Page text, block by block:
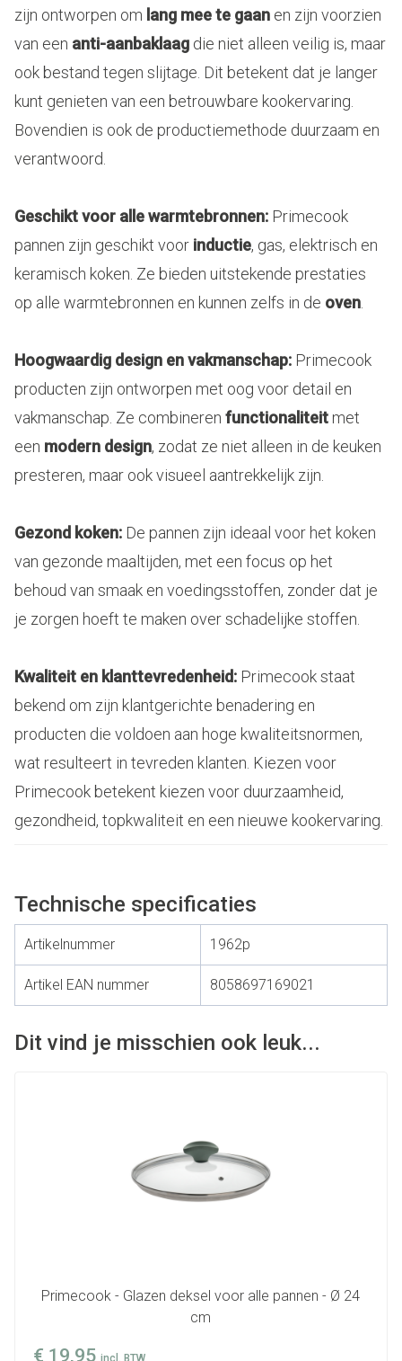
zijn ontworpen om lang mee te gaan en zijn voorzien
van een anti-aanbaklaag die niet alleen veilig is, maar
ook bestand tegen slijtage. Dit betekent dat je langer
kunt genieten van een betrouwbare kookervaring.
Bovendien is ook de productiemethode duurzaam en
verantwoord.
Geschikt voor alle warmtebronnen: Primecook
pannen zijn geschikt voor inductie, gas, elektrisch en
keramisch koken. Ze bieden uitstekende prestaties
op alle warmtebronnen en kunnen zelfs in de oven
Hoogwaardig design en vakmanschap: Primecook
producten zijn ontworpen met oog voor detail en
vakmanschap. Ze combinerenfunctionaliteit met
een modern design, zodat ze niet alleen in de keuken
presteren, maar ook visueel aantrekkelijk zijn.
Gezond koken: De pannen zijn ideaal voor het koken
van gezonde maaltijden, met een focus op het
behoud van smaak en voedingsstoffen, zonder dat je
je zorgen hoeft te maken over schadelijke stoffen.
Kwaliteit en klanttevredenheid: Primecook staat
bekend om zijn klantgerichte benadering en
producten die voldoen aan hoge kwaliteitsnormen,
wat resulteert in tevreden klanten. Kiezen voor
Primecook betekent kiezen voor duurzaamheid,
gezondheid, topkwaliteit en een nieuwe kookervaring.
Technische specificaties
Artikelnummer 1962p
Artikel EAN nummer 8058697169021
Dit vind je misschien ook leuk...
Primecook - Glazen deksel voor alle pannen - Ø 24
cm
€ 19,95 incl. BTW